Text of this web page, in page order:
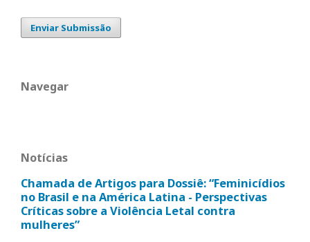
Enviar Submissão
Navegar
Notícias
Chamada de Artigos para Dossiê: “Feminicídios
no Brasil e na América Latina - Perspectivas
Críticas sobre a Violência Letal contra
mulheres”